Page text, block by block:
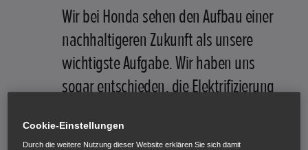
Wir bei Honda sehen den Aufbau einer
nachhaltigeren Zukunft als unsere
wichtigste Aufgabe. Wir haben uns
sogar entschieden, die Elektrifizierung
Europa von 2025 auf 2022 vorzuziehen.
Cookie-Einstellungen
Durch die weitere Nutzung dieser Website erklären Sie sich damit